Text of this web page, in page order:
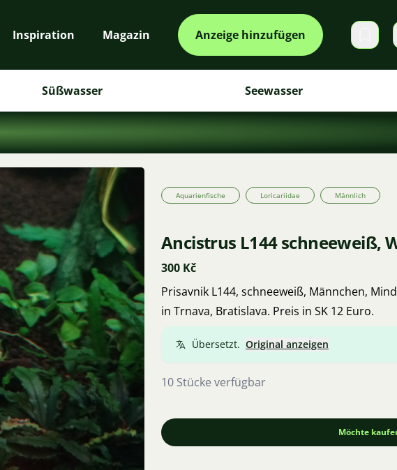
Inspiration Magazin Anzeige hinzufügen
Süßwasser Seewasser
Aquarienfische Loricariidae Männlich
Ancistrus L144 schneeweiß,
300 Kč
Prisavnik L144, schneeweiß, Männchen,
in Trnava, Bratislava. Preis in SK 12 Euro.
Übersetzt. Original anzeigen
10 Stücke verfügbar
Möchte